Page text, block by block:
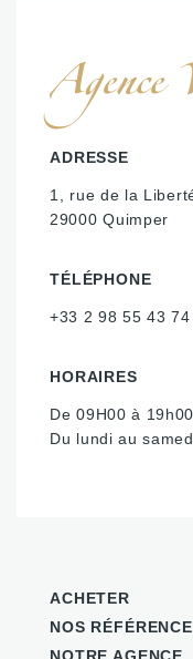
ADRESSE
1, rue de la
29000 Quimper
TÉLÉPHONE
+33 2 98 55 43 74
HORAIRES
De 09H00 à 19h00
Du lundi au
ACHETER
NOS